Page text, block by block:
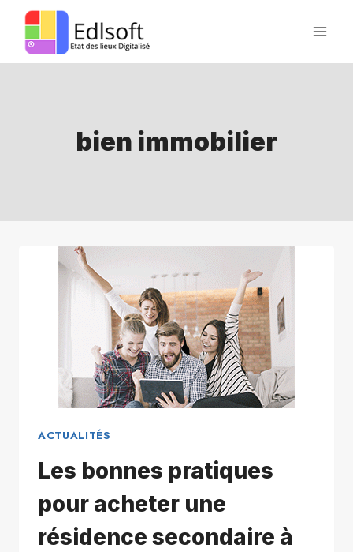
Aller
contenu
bien immobilier
ACTUALITÉS
Les bonnes pratiques
pour acheter une
résidence secondaire à